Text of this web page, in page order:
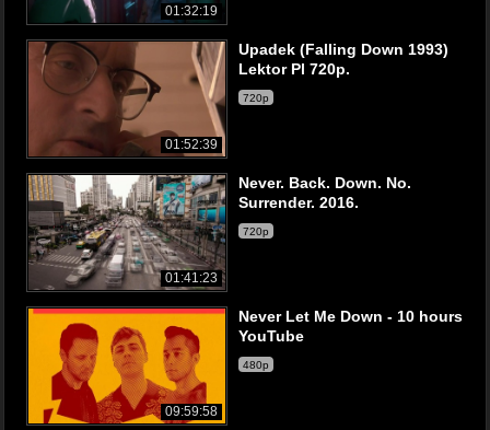
01:32:19
01:52:39
Upadek (Falling Down 1993)
Lektor Pl 720p.
720p
01:41:23
Never. Back. Down. No.
Surrender. 2016.
720p
09:59:58
Never Let Me Down - 10 hours
YouTube
480p